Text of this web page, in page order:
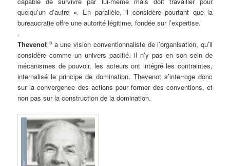
quelqu’un d’autre ». En parallèle, il considère pourtant que la
bureaucratie offre une autorité légitime, fondée sur l’expertise.
.
Thevenot 5 a une vision conventionnaliste de l’organisation, qu’il
considère comme un univers pacifié. il n’y pas en son sein de
mécanismes de pouvoir, les acteurs ont intégré les contraintes,
internalisé le principe de domination. Thevenot s’interroge donc
sur la convergence des actions pour former des conventions, et
non pas sur la construction de la domination.